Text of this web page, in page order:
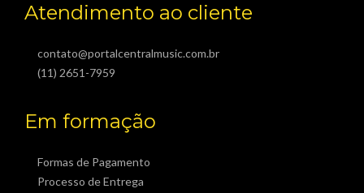
Atendimento ao cliente
contato@portalcentralmusic.com.br
(11) 2651-7959
Em formação
Formas de Pagamento
Processo de Entrega